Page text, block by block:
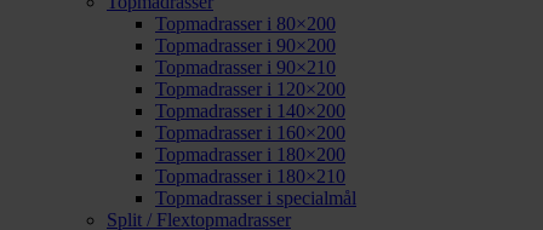
Topmadrasser i 80×200
Topmadrasser i 90×200
Topmadrasser i 90×210
Topmadrasser i 120×200
Topmadrasser i 140×200
Topmadrasser i 160×200
Topmadrasser i 180×200
Topmadrasser i 180×210
Topmadrasser i specialmål
Split / Flextopmadrasser